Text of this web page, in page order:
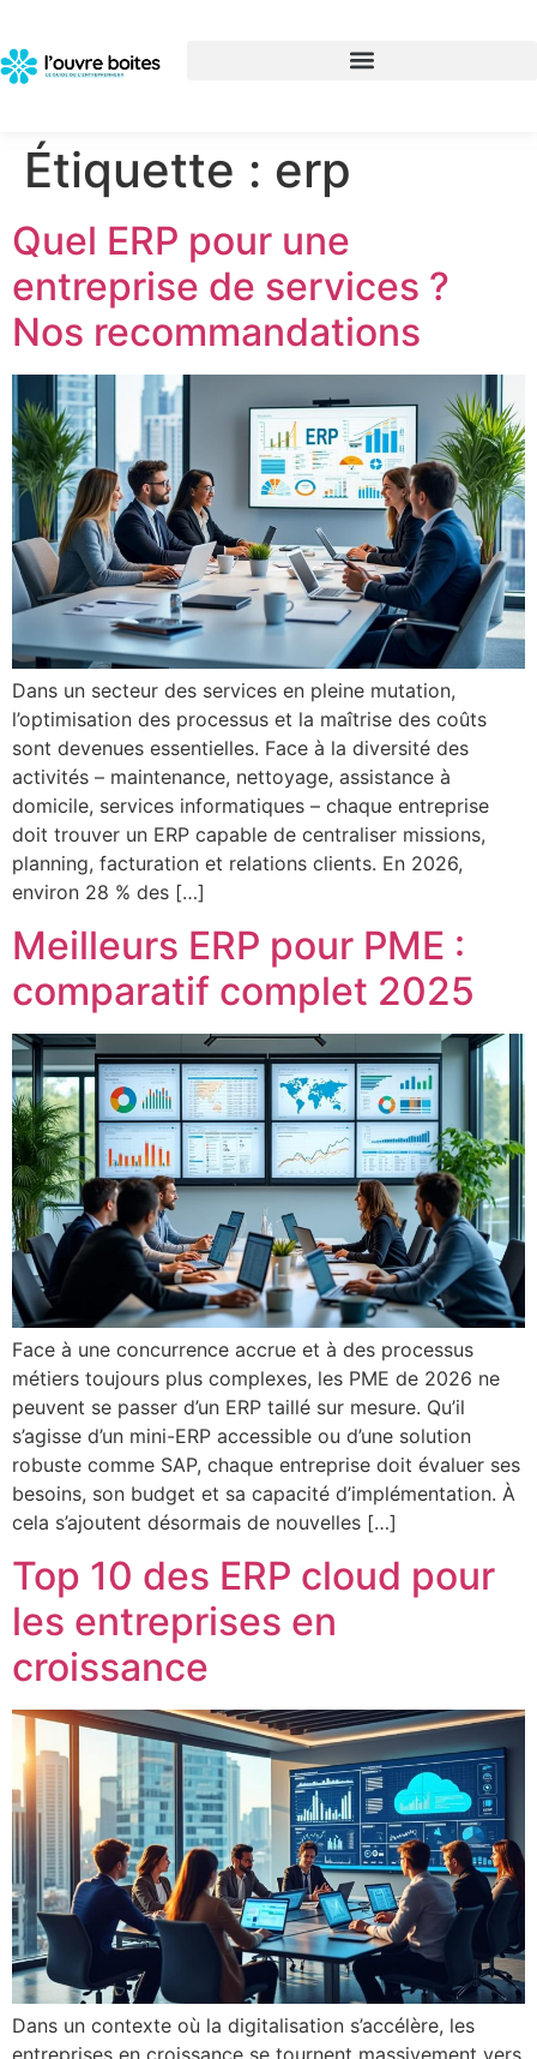
Étiquette : erp
Quel ERP pour une
entreprise de services ?
Nos recommandations
Dans un secteur des services en pleine mutation,
l’optimisation des processus et la maîtrise des coûts
sont devenues essentielles. Face à la diversité des
activités – maintenance, nettoyage, assistance à
domicile, services informatiques – chaque entreprise
doit trouver un ERP capable de centraliser missions,
planning, facturation et relations clients. En 2026,
environ 28 % des […]
Meilleurs ERP pour PME :
comparatif complet 2025
Face à une concurrence accrue et à des processus
métiers toujours plus complexes, les PME de 2026 ne
peuvent se passer d’un ERP taillé sur mesure. Qu’il
s’agisse d’un mini-ERP accessible ou d’une solution
robuste comme SAP, chaque entreprise doit évaluer ses
besoins, son budget et sa capacité d’implémentation. À
cela s’ajoutent désormais de nouvelles […]
Top 10 des ERP cloud pour
les entreprises en
croissance
Dans un contexte où la digitalisation s’accélère, les
entreprises en croissance se tournent massivement vers